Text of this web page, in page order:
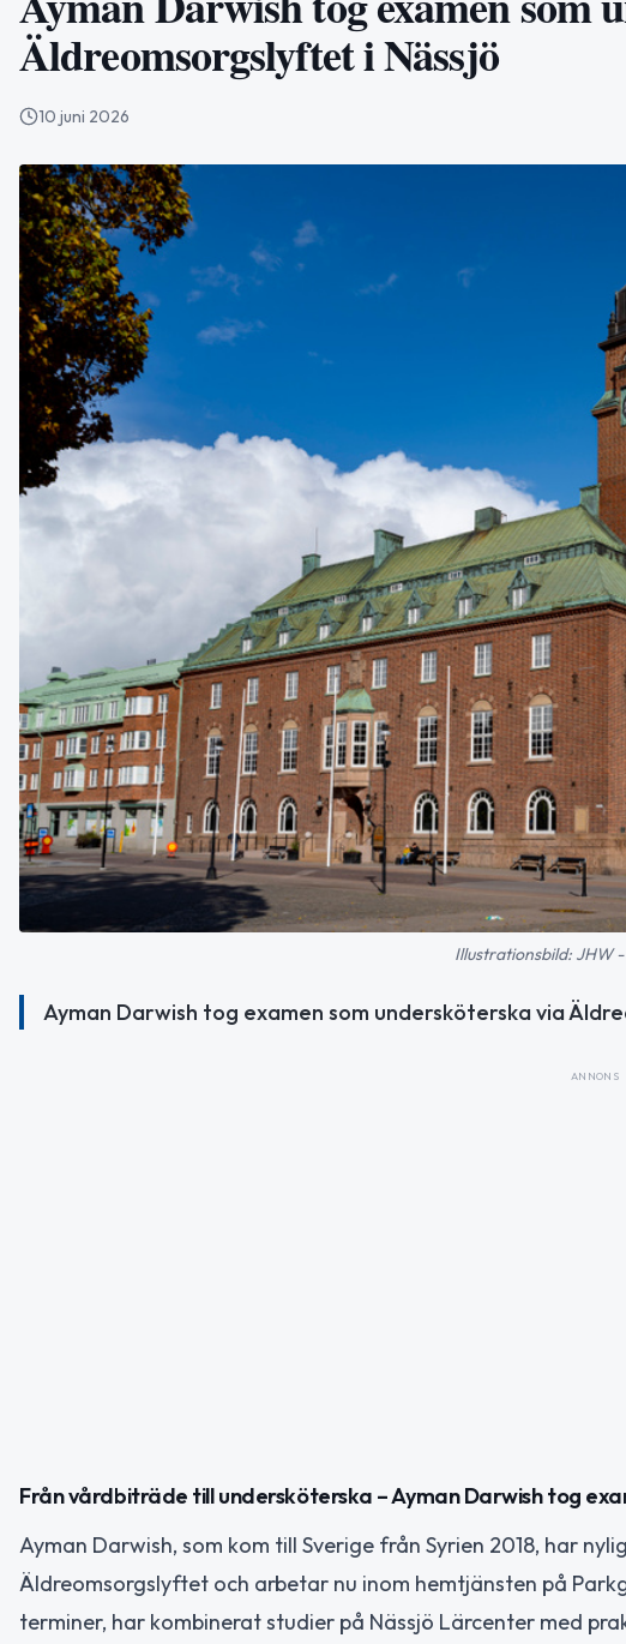
Äldreomsorgslyftet i Nässjö
10 juni 2026
Illustrationsbild: JHW
Ayman Darwish tog examen som undersköterska via
ANNONS
Från vårdbiträde till undersköterska – Ayman Darwish tog
Ayman Darwish, som kom till Sverige från Syrien 2018, har
Äldreomsorgslyftet och arbetar nu inom hemtjänsten på
terminer, har kombinerat studier på Nässjö Lärcenter med